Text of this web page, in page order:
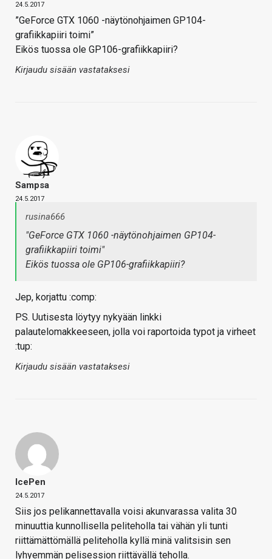
24.5.2017
”GeForce GTX 1060 -näytönohjaimen GP104-
grafiikkapiiri toimi”
Eikös tuossa ole GP106-grafiikkapiiri?
Kirjaudu sisään vastataksesi
Sampsa
24.5.2017
rusina666
"GeForce GTX 1060 -näytönohjaimen GP104-
grafiikkapiiri toimi"
Eikös tuossa ole GP106-grafiikkapiiri?
Jep, korjattu :comp:
PS. Uutisesta löytyy nykyään linkki
palautelomakkeeseen, jolla voi raportoida typot ja virheet
:tup:
Kirjaudu sisään vastataksesi
IcePen
24.5.2017
Siis jos pelikannettavalla voisi akunvarassa valita 30
minuuttia kunnollisella peliteholla tai vähän yli tunti
riittämättömällä peliteholla kyllä minä valitsisin sen
lyhyemmän pelisession riittävällä teholla.